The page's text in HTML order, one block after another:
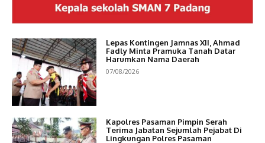
Lepas Kontingen Jamnas XII, Ahmad
Fadly Minta Pramuka Tanah Datar
Harumkan Nama Daerah
07/08/2026
Kapolres Pasaman Pimpin Serah
Terima Jabatan Sejumlah Pejabat Di
Lingkungan Polres Pasaman